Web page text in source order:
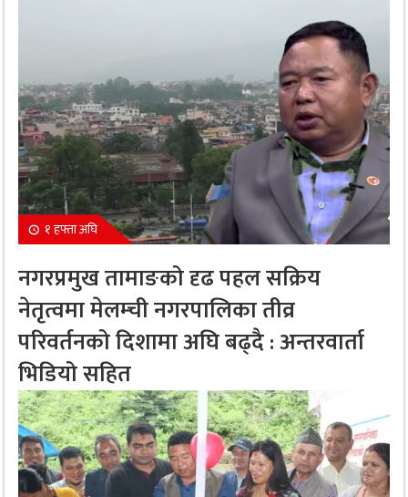
१ हफ्ता अघि
नगरप्रमुख तामाङको दृढ पहल सक्रिय
नेतृत्वमा मेलम्ची नगरपालिका तीव्र
परिवर्तनको दिशामा अघि बढ्दै : अन्तरवार्ता
भिडियो सहित